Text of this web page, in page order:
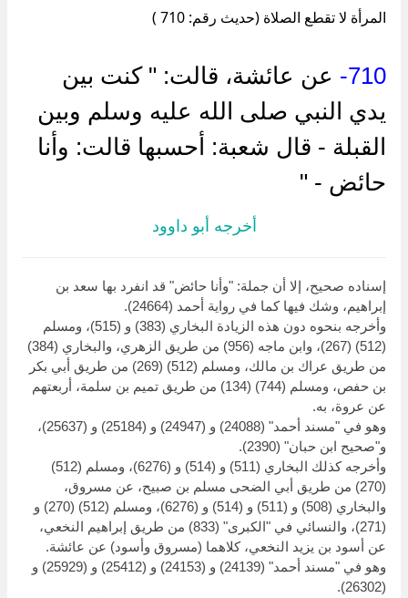
المرأة لا تقطع الصلاة (حديث رقم: 710 )
710-
عن عائشة، قالت: " كنت بين
يدي النبي صلى الله عليه وسلم وبين
القبلة - قال شعبة: أحسبها قالت: وأنا
حائض - "
أخرجه أبو داوود
إسناده صحيح، إلا أن جملة: "وأنا حائض" قد انفرد بها سعد بن
إبراهيم، وشك فيها كما في رواية أحمد (24664).
وأخرجه بنحوه دون هذه الزيادة البخاري (383) و (515)، ومسلم
(512) (267)، وابن ماجه (956) من طريق الزهري، والبخاري (384)
من طريق عراك بن مالك، ومسلم (512) (269) من طريق أبي بكر
بن حفص، ومسلم (744) (134) من طريق تميم بن سلمة، أربعتهم
عن عروة، به.
وهو في "مسند أحمد" (24088) و (24947) و (25184) و (25637)،
و"صحيح ابن حبان" (2390).
وأخرجه كذلك البخاري (511) و (514) و (6276)، ومسلم (512)
(270) من طريق أبي الضحى مسلم بن صبيح، عن مسروق،
والبخاري (508) و (511) و (514) و (6276)، ومسلم (512) (270) و
(271)، والنسائي في "الكبرى" (833) من طريق إبراهيم النخعي،
عن أسود بن يزيد النخعي، كلاهما (مسروق وأسود) عن عائشة.
وهو في "مسند أحمد" (24139) و (24153) و (25412) و (25929) و
(26302).